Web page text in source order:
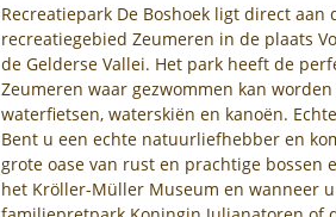
Recreatiepark De Boshoek ligt direct
recreatiegebied Zeumeren in de plaats
de Gelderse Vallei. Het park heeft de
Zeumeren waar gezwommen kan
waterfietsen, waterskiën en kanoën.
Bent u een echte natuurliefhebber en
grote oase van rust en prachtige bossen
het Kröller-Müller Museum en wanneer